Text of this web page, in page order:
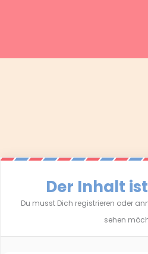
Der Inhalt
Du musst Dich registrieren oder
sehen